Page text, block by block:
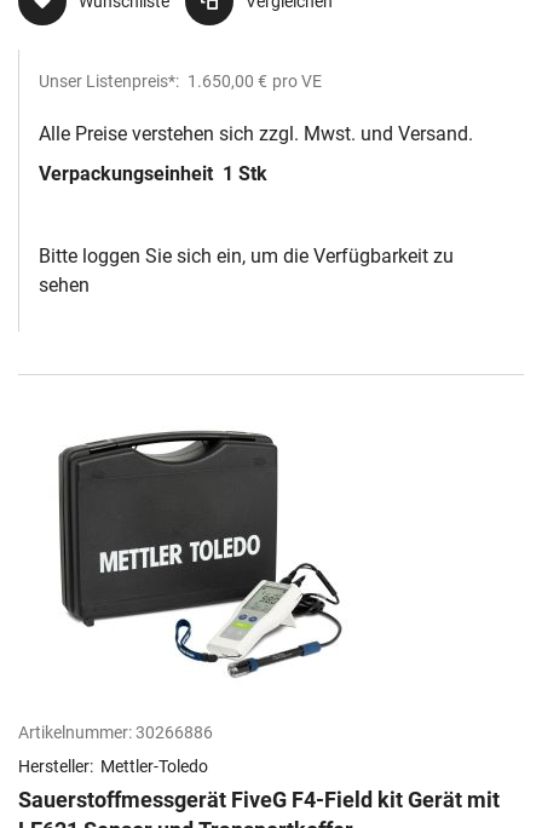
Unser Listenpreis*: 1.650,00 € pro VE
Alle Preise verstehen sich zzgl. Mwst. und Versand.
Verpackungseinheit 1 Stk
Bitte loggen Sie sich ein, um die Verfügbarkeit zu
sehen
Artikelnummer:30266886
Hersteller: Mettler-Toledo
Sauerstoffmessgerät FiveG F4-Field kit Gerät mit